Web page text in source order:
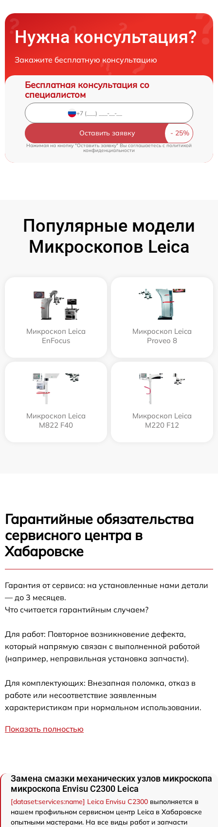
Нужна консультация?
Закажите бесплатную консультацию
Бесплатная консультация со
специалистом
Оставить заявку
Нажимая на кнопку "Оставить заявку" Вы соглашаетесь cполитикой
конфиденциальности
Популярные модели
Микроскопов Leica
Микроскоп Leica
EnFocus
Микроскоп Leica
Proveo 8
Микроскоп Leica
M822 F40
Микроскоп Leica
M220 F12
Гарантийные обязательства
сервисного центра в
Хабаровске
Гарантия от сервиса: на установленные нами детали
— до 3 месяцев.
Что считается гарантийным случаем?
Для работ: Повторное возникновение дефекта,
который напрямую связан с выполненной работой
(например, неправильная установка запчасти).
Для комплектующих: Внезапная поломка, отказ в
работе или несоответствие заявленным
характеристикам при нормальном использовании.
Показать полностью
Замена смазки механических узлов микроскопа
микроскопа Envisu C2300 Leica
[dataset:services:name] Leica Envisu C2300 выполняется в
нашем профильном сервисном центр Leica в Хабаровске
опытными мастерами. На все виды работ и запчасти